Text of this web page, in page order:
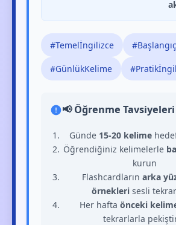
#Temelİngilizce
#GünlükKelime
📢 Öğrenme Tavsiyeleri
Günde 15-20 kelime
Öğrendiğiniz kelimelerle
kurun
Flashcardlarınarka
örnekleri sesli
Her hafta önceki
tekrarlarla